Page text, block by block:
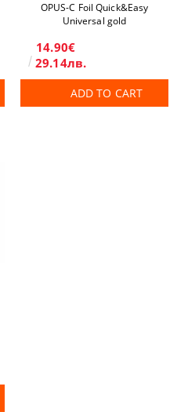
OPUS-C Foil Quick&Easy
Universal gold
14.90€
29.14лв.
ADD TO CART